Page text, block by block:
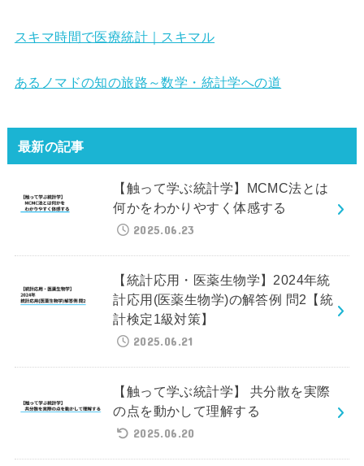
スキマ時間で医療統計｜スキマル
あるノマドの知の旅路～数学・統計学への道
最新の記事
【触って学ぶ統計学】MCMC法とは
何かをわかりやすく体感する
2025.06.23
【統計応用・医薬生物学】2024年統
計応用(医薬生物学)の解答例 問2【統
計検定1級対策】
2025.06.21
【触って学ぶ統計学】 共分散を実際
の点を動かして理解する
2025.06.20